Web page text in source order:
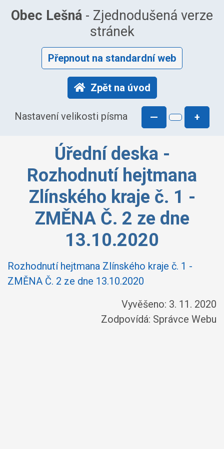
Obec Lešná - Zjednodušená verze
stránek
Přepnout na standardní web
Zpět na úvod
Nastavení velikosti písma — +
Úřední deska -
Rozhodnutí hejtmana
Zlínského kraje č. 1 -
ZMĚNA Č. 2 ze dne
13.10.2020
Rozhodnutí hejtmana Zlínského kraje č. 1 -
ZMĚNA Č. 2 ze dne 13.10.2020
Vyvěšeno: 3. 11. 2020
Zodpovídá: Správce Webu